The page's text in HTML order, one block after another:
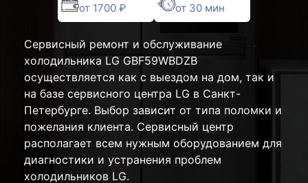
от 1700 ₽ от 30 мин
Сервисный ремонт и обслуживание
холодильника LG GBF59WBDZB
осуществляется как с выездом на дом, так и
на базе сервисного центра LG в Санкт-
Петербурге. Выбор зависит от типа поломки и
пожелания клиента. Сервисный центр
располагает всем нужным оборудованием для
диагностики и устранения проблем
холодильников LG.